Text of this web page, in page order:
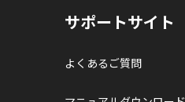
サポートサイト
よくあるご質問